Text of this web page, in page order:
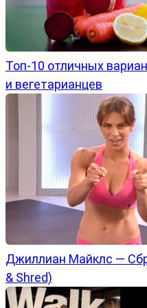
Топ-10 отличных
и вегетарианцев
Джиллиан Майклс —
& Shred)